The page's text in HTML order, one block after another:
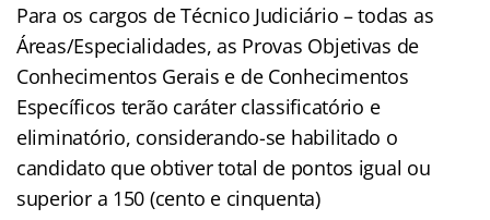
Para os cargos de Técnico Judiciário – todas as
Áreas/Especialidades, as Provas Objetivas de
Conhecimentos Gerais e de Conhecimentos
Específicos terão caráter classificatório e
eliminatório, considerando-se habilitado o
candidato que obtiver total de pontos igual ou
superior a 150 (cento e cinquenta)